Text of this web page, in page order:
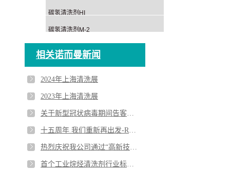
碳氢清洗剂HI
碳氢清洗剂M-2
相关诺而曼新闻
2024年上海清洗展
2023年上海清洗展
关于新型冠状病毒期间告客户书
十五周年 我们重新再出发-REMA2020年新春年会回顾
热烈庆祝我公司通过“高新技术企业”认定
首个工业烷烃清洗剂行业标准上线 碳氢清洗剂拟加入VOCs豁免清单